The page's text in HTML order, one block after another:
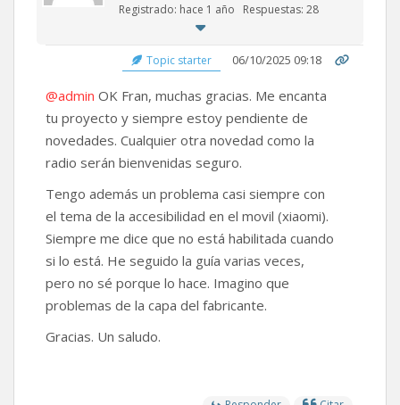
Registrado: hace 1 año
Respuestas: 28
Topic starter 06/10/2025 09:18
@admin OK Fran, muchas gracias. Me encanta
tu proyecto y siempre estoy pendiente de
novedades. Cualquier otra novedad como la
radio serán bienvenidas seguro.
Tengo además un problema casi siempre con
el tema de la accesibilidad en el movil (xiaomi).
Siempre me dice que no está habilitada cuando
si lo está. He seguido la guía varias veces,
pero no sé porque lo hace. Imagino que
problemas de la capa del fabricante.
Gracias. Un saludo.